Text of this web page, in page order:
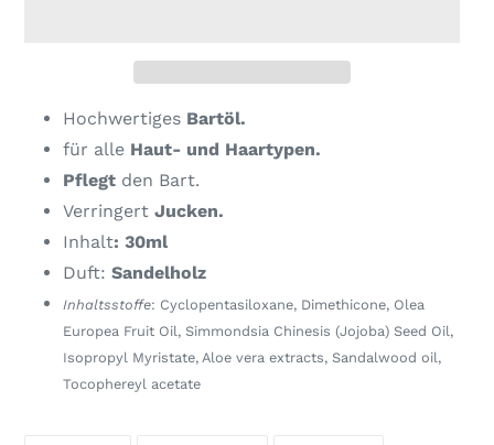
Hochwertiges Bartöl.
für alle Haut- und Haartypen.
Pflegt den Bart.
Verringert Jucken.
Inhalt: 30ml
Duft: Sandelholz
Inhaltsstoffe: Cyclopentasiloxane, Dimethicone, Olea
Europea Fruit Oil, Simmondsia Chinesis (Jojoba) Seed Oil,
Isopropyl Myristate, Aloe vera extracts, Sandalwood oil,
Tocophereyl acetate